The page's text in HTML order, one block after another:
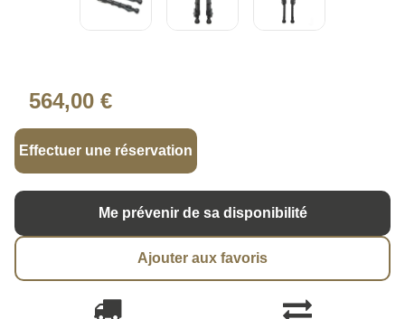
564,00 €
Effectuer une réservation
Me prévenir de sa disponibilité
Ajouter aux favoris